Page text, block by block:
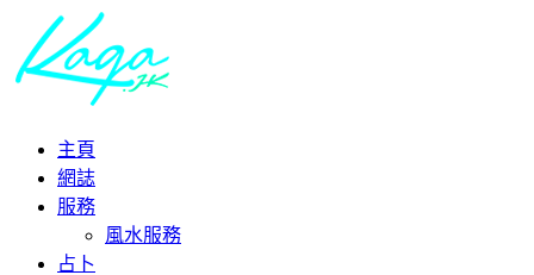
主頁
網誌
服務
風水服務
占卜